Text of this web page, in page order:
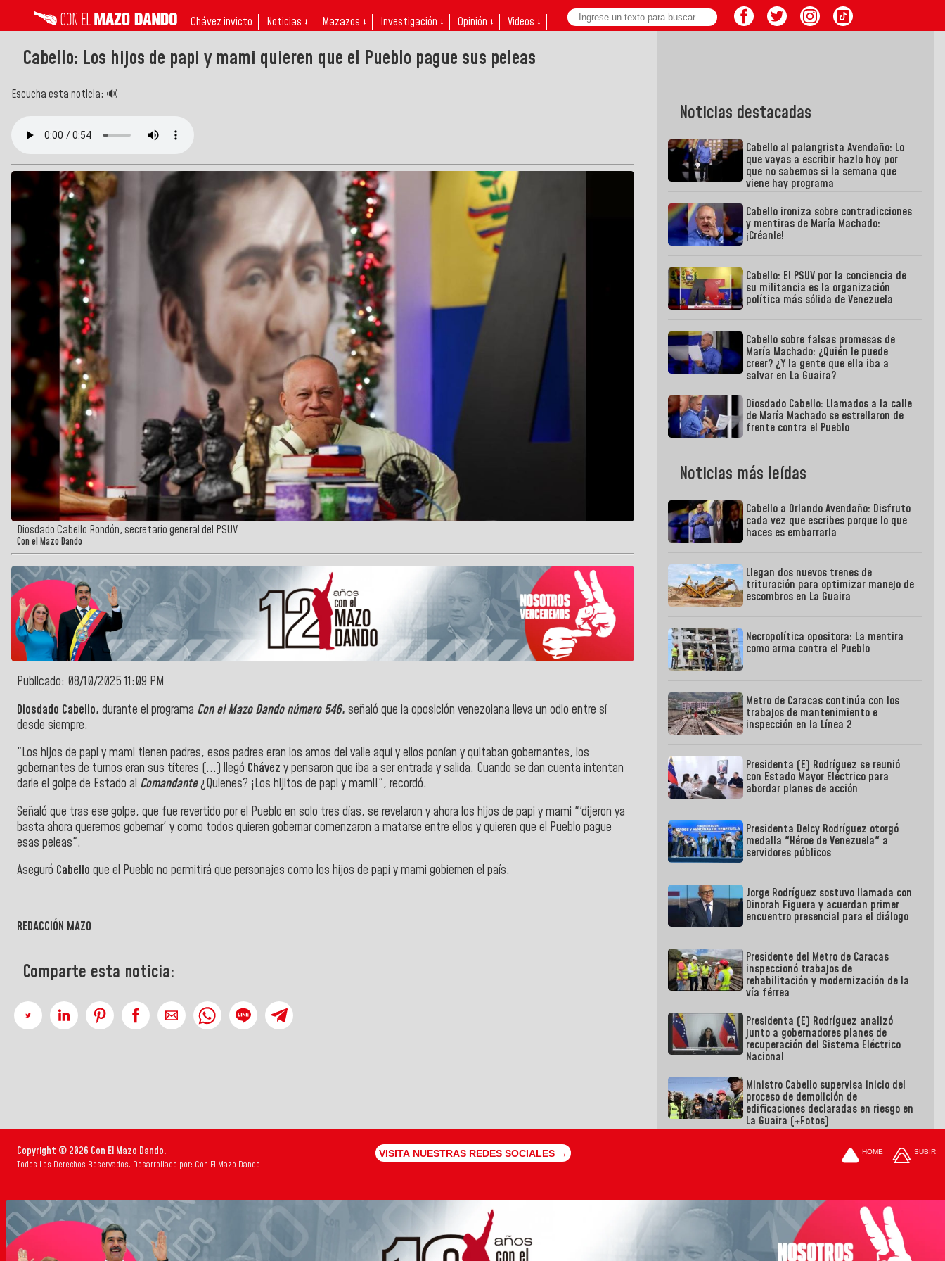
Chávez invicto Noticias ↓ Mazazos ↓ Investigación ↓ Opinión ↓ Videos ↓
Cabello: Los hijos de papi y mami quieren que el Pueblo pague sus peleas
Escucha esta noticia: 🔊
Diosdado Cabello Rondón, secretario general del PSUV
Con el Mazo Dando
Publicado: 08/10/2025 11:09 PM
Diosdado Cabello, durante el programa Con el Mazo Dando número 546, señaló que la oposición venezolana lleva un odio entre sí
desde siempre.
"Los hijos de papi y mami tienen padres, esos padres eran los amos del valle aquí y ellos ponían y quitaban gobernantes, los
gobernantes de turnos eran sus títeres (...) llegó Chávez y pensaron que iba a ser entrada y salida. Cuando se dan cuenta intentan
darle el golpe de Estado al Comandante¿Quienes? ¡Los hijitos de papi y mami!", recordó.
Señaló que tras ese golpe, que fue revertido por el Pueblo en solo tres días, se revelaron y ahora los hijos de papi y mami "'dijeron ya
basta ahora queremos gobernar' y como todos quieren gobernar comenzaron a matarse entre ellos y quieren que el Pueblo pague
esas peleas".
Aseguró Cabello que el Pueblo no permitirá que personajes como los hijos de papi y mami gobiernen el país.
REDACCIÓN MAZO
Comparte esta noticia:
Noticias destacadas
Cabello al palangrista Avendaño: Lo
que vayas a escribir hazlo hoy por
que no sabemos si la semana que
viene hay programa
Cabello ironiza sobre contradicciones
y mentiras de María Machado:
¡Créanle!
Cabello: El PSUV por la conciencia de
su militancia es la organización
política más sólida de Venezuela
Cabello sobre falsas promesas de
María Machado: ¿Quién le puede
creer? ¿Y la gente que ella iba a
salvar en La Guaira?
Diosdado Cabello: Llamados a la calle
de María Machado se estrellaron de
frente contra el Pueblo
Noticias más leídas
Cabello a Orlando Avendaño: Disfruto
cada vez que escribes porque lo que
haces es embarrarla
Llegan dos nuevos trenes de
trituración para optimizar manejo de
escombros en La Guaira
Necropolítica opositora: La mentira
como arma contra el Pueblo
Metro de Caracas continúa con los
trabajos de mantenimiento e
inspección en la Línea 2
Presidenta (E) Rodríguez se reunió
con Estado Mayor Eléctrico para
abordar planes de acción
Presidenta Delcy Rodríguez otorgó
medalla "Héroe de Venezuela" a
servidores públicos
Jorge Rodríguez sostuvo llamada con
Dinorah Figuera y acuerdan primer
encuentro presencial para el diálogo
Presidente del Metro de Caracas
inspeccionó trabajos de
rehabilitación y modernización de la
vía férrea
Presidenta (E) Rodríguez analizó
junto a gobernadores planes de
recuperación del Sistema Eléctrico
Nacional
Ministro Cabello supervisa inicio del
proceso de demolición de
edificaciones declaradas en riesgo en
La Guaira (+Fotos)
Copyright © 2026 Con El Mazo Dando.
Todos Los Derechos Reservados. Desarrollado por: Con El Mazo Dando
VISITA NUESTRAS REDES SOCIALES → HOME SUBIR